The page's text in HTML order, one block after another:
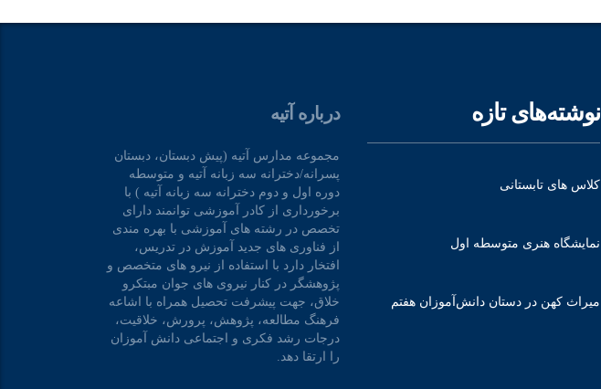
درباره آتیه
مجموعه مدارس آتیه (پیش دبستان، دبستان
پسرانه/دخترانه سه زبانه آتیه و متوسطه
دوره اول و دوم دخترانه سه زبانه آتیه ) با
برخورداری از کادر آموزشی توانمند دارای
تخصص در رشته های آموزشی با بهره مندی
از فناوری های جدید آموزش در تدریس،
افتخار دارد با استفاده از نیرو های متخصص و
پژوهشگر در کنار نیروی های جوان مبتکرو
خلاق، جهت پیشرفت تحصیل همراه با اشاعه
فرهنگ مطالعه، پژوهش، پرورش، خلاقیت،
درجات رشد فکری و اجتماعی دانش آموزان
را ارتقا دهد.
نوشته‌های تازه
کلاس های تابستانی
نمایشگاه هنری متوسطه اول
میراث کهن در دستان دانش‌آموزان هفتم